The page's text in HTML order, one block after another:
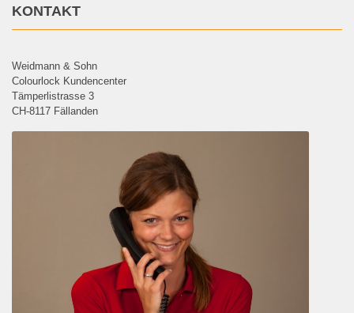
KONTAKT
Weidmann & Sohn
Colourlock Kundencenter
Tämperlistrasse 3
CH-8117 Fällanden